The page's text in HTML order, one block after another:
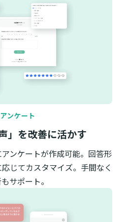
アンケート
」を改善に活かす
ンケートが作成可能。回答形
じてカスタマイズ。手間なく
サポート。